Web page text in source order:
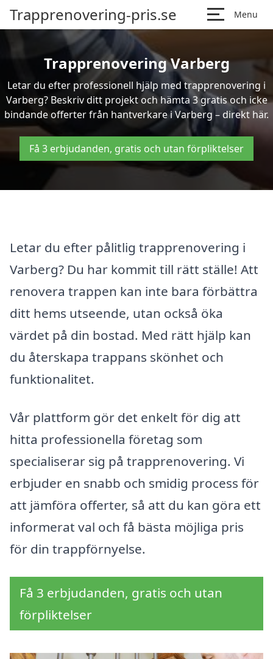
Trapprenovering-pris.se Menu
Trapprenovering Varberg
Letar du efter professionell hjälp med trapprenovering i
Varberg? Beskriv ditt projekt och hämta 3 gratis och icke
bindande offerter från hantverkare i Varberg – direkt här.
Få 3 erbjudanden, gratis och utan förpliktelser
Letar du efter pålitlig trapprenovering i
Varberg? Du har kommit till rätt ställe! Att
renovera trappen kan inte bara förbättra
ditt hems utseende, utan också öka
värdet på din bostad. Med rätt hjälp kan
du återskapa trappans skönhet och
funktionalitet.
Vår plattform gör det enkelt för dig att
hitta professionella företag som
specialiserar sig på trapprenovering. Vi
erbjuder en snabb och smidig process för
att jämföra offerter, så att du kan göra ett
informerat val och få bästa möjliga pris
för din trappförnyelse.
Få 3 erbjudanden, gratis och utan
förpliktelser